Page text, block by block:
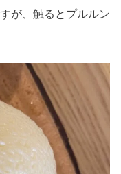
が、触るとプルルン